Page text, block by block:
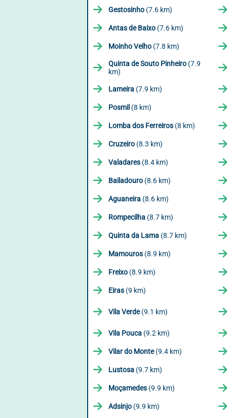
Gestosinho (7.6 km)
Antas de Baixo (7.6 km)
Moinho Velho (7.8 km)
Quinta de Souto Pinheiro (7.9
km)
Lameira (7.9 km)
Posmil (8 km)
Lomba dos Ferreiros (8 km)
Cruzeiro (8.3 km)
Valadares (8.4 km)
Bailadouro (8.6 km)
Aguaneira (8.6 km)
Rompecilha (8.7 km)
Quinta da Lama (8.7 km)
Mamouros (8.9 km)
Freixo (8.9 km)
Eiras (9 km)
Vila Verde(9.1 km)
Vila Pouca (9.2 km)
Vilar do Monte(9.4 km)
Lustosa (9.7 km)
Moçamedes (9.9 km)
Adsinjo (9.9 km)